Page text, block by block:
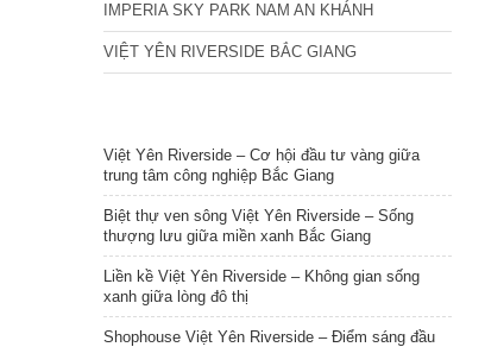
IMPERIA SKY PARK NAM AN KHÁNH
VIỆT YÊN RIVERSIDE BẮC GIANG
Việt Yên Riverside – Cơ hội đầu tư vàng giữa
trung tâm công nghiệp Bắc Giang
Biệt thự ven sông Việt Yên Riverside – Sống
thượng lưu giữa miền xanh Bắc Giang
Liền kề Việt Yên Riverside – Không gian sống
xanh giữa lòng đô thị
Shophouse Việt Yên Riverside – Điểm sáng đầu